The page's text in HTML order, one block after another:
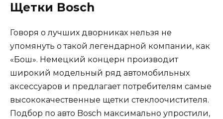
Щетки Bosch
Говоря о лучших дворниках нельзя не
упомянуть о такой легендарной компании, как
«Бош». Немецкий концерн производит
широкий модельный ряд автомобильных
аксессуаров и предлагает потребителям самые
высококачественные щетки стеклоочистителя.
Подбор по авто Bosch максимально упростили,